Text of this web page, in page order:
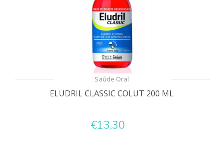
Saúde Oral
ELUDRIL CLASSIC COLUT 200 ML
€13,30